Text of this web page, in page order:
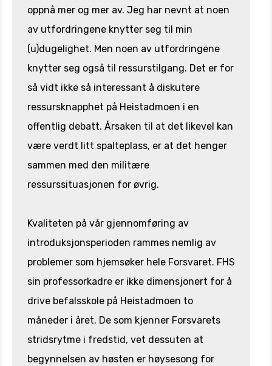
oppnå mer og mer av. Jeg har nevnt at noen
av utfordringene knytter seg til min
(u)dugelighet. Men noen av utfordringene
knytter seg også til ressurstilgang. Det er for
så vidt ikke så interessant å diskutere
ressursknapphet på Heistadmoen i en
offentlig debatt. Årsaken til at det likevel kan
være verdt litt spalteplass, er at det henger
sammen med den militære
ressurssituasjonen for øvrig.
Kvaliteten på vår gjennomføring av
introduksjonsperioden rammes nemlig av
problemer som hjemsøker hele Forsvaret. FHS
sin professorkadre er ikke dimensjonert for å
drive befalsskole på Heistadmoen to
måneder i året. De som kjenner Forsvarets
stridsrytme i fredstid, vet dessuten at
begynnelsen av høsten er høysesong for